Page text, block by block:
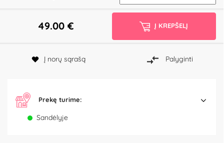
49.00 € Į KREPŠELĮ
Į norų sąrašą Palyginti
Prekę turime:
Sandėlyje